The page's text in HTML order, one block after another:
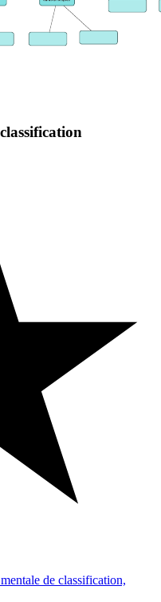
de classification,